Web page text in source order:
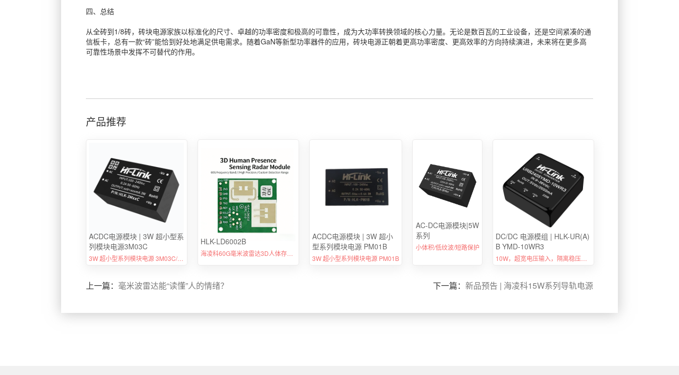
四、总结
从全砖到1/8砖，砖块电源家族以标准化的尺寸、卓越的功率密度和极高的可靠性，成为大功率转换领域的核心力量。无论是数百瓦的工业设备，还是空间紧凑的通
信板卡，总有一款“砖”能恰到好处地满足供电需求。随着GaN等新型功率器件的应用，砖块电源正朝着更高功率密度、更高效率的方向持续演进，未来将在更多高
可靠性场景中发挥不可替代的作用。
产品推荐
ACDC电源模块 | 3W 超小型系
列模块电源3M03C
3W 超小型系列模块电源 3M03C/3M05C/3M09C/3M12C/3M15C/3M24C
HLK-LD6002B
ACDC电源模块 | 3W 超小
型系列模块电源 PM01B
3W 超小型系列模块电源 PM01B
AC-DC电源模块|5W
系列
小体积/低纹波/短路保护
DC/DC 电源模组 | HLK-UR(A)
B YMD-10WR3
上一篇： 毫米波雷达能“读懂”人的情绪？ 下一篇： 新品预告 | 海凌科15W系列导轨电源